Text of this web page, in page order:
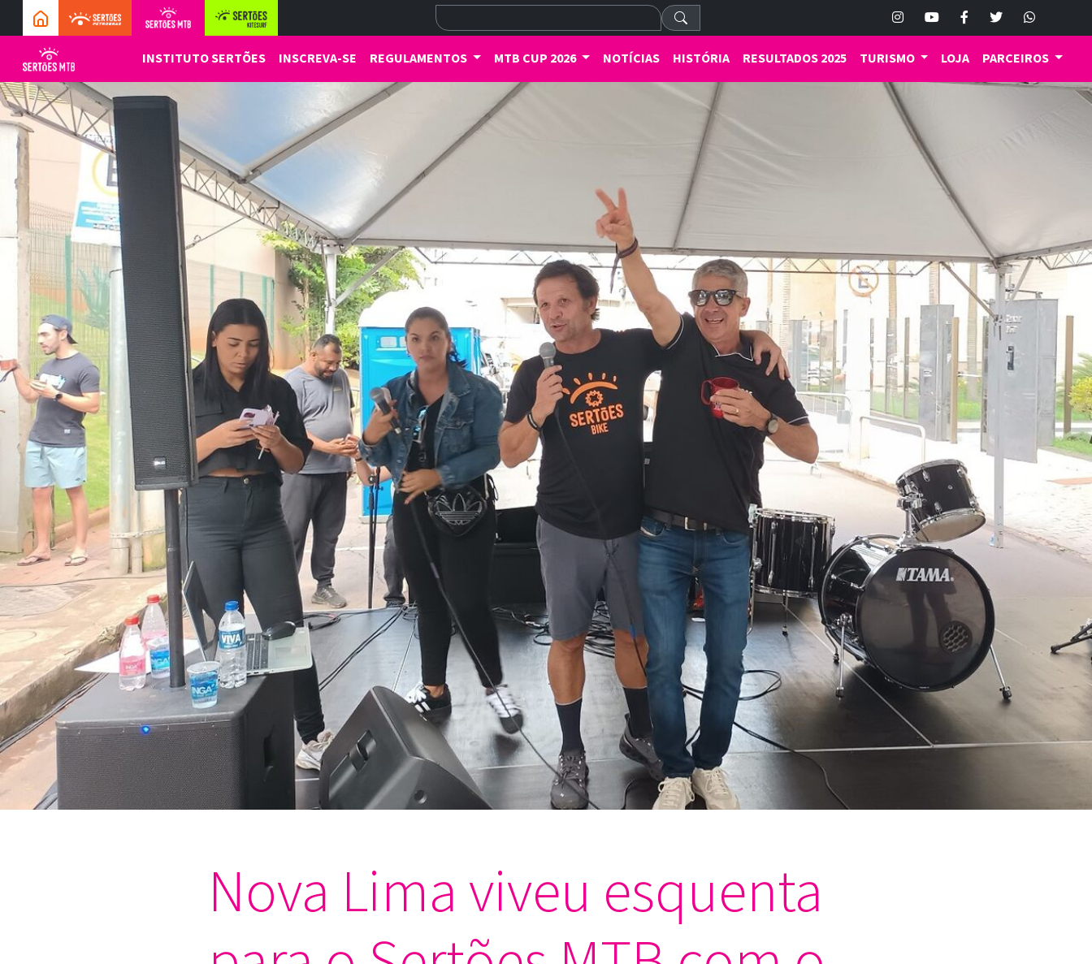
INSTITUTO SERTÕES INSCREVA-SE REGULAMENTOS MTB CUP 2026 NOTÍCIAS HISTÓRIA RESULTADOS 2025 TURISMO LOJA PARCEIROS
Nova Lima viveu esquenta